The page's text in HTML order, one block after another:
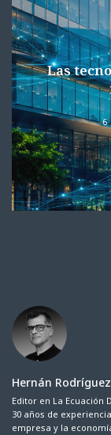
Las
6
Hernán Rodríguez
Editor en La Ecuación
30 años de
empresa y la